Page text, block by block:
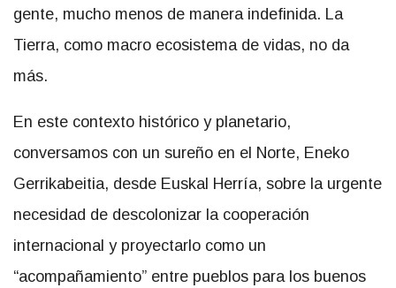
gente, mucho menos de manera indefinida. La
Tierra, como macro ecosistema de vidas, no da
más.
En este contexto histórico y planetario,
conversamos con un sureño en el Norte, Eneko
Gerrikabeitia, desde Euskal Herría, sobre la urgente
necesidad de descolonizar la cooperación
internacional y proyectarlo como un
“acompañamiento” entre pueblos para los buenos